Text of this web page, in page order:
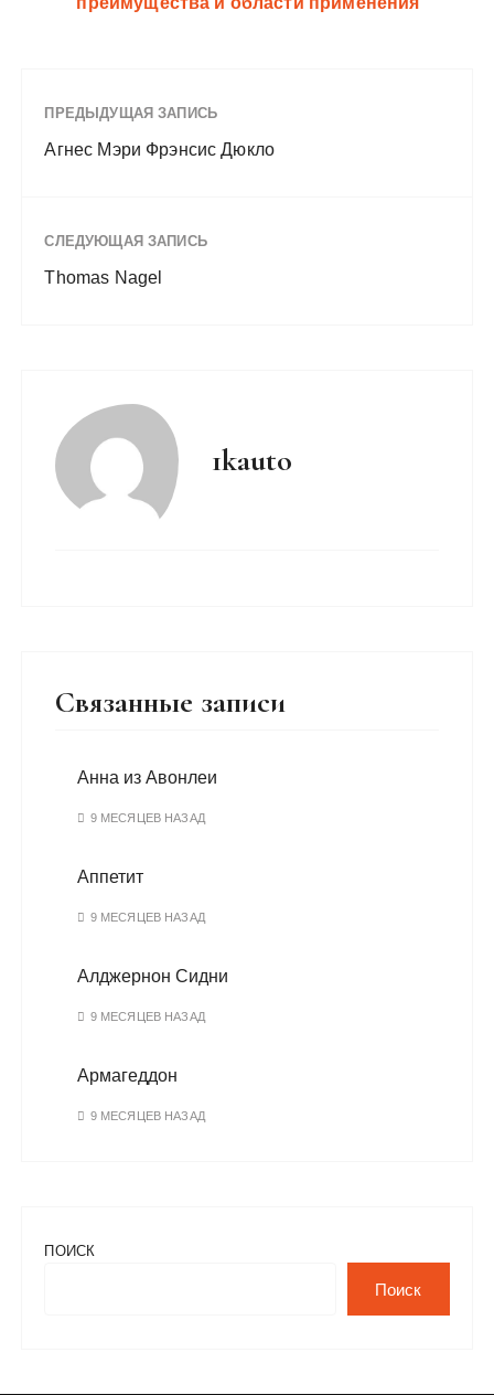
ПРЕДЫДУЩАЯ ЗАПИСЬ
Агнес Мэри Фрэнсис Дюкло
СЛЕДУЮЩАЯ ЗАПИСЬ
Thomas Nagel
1kauto
Связанные записи
Анна из Авонлеи
9 МЕСЯЦЕВ НАЗАД
Аппетит
9 МЕСЯЦЕВ НАЗАД
Алджернон Сидни
9 МЕСЯЦЕВ НАЗАД
Армагеддон
9 МЕСЯЦЕВ НАЗАД
ПОИСК
Поиск